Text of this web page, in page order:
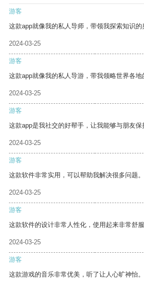
游客
这款app就像我的私人导师，带领我探索知识的
2024-03-25
游客
这款app就像我的私人导游，带我领略世界各地
2024-03-25
游客
这款app是我社交的好帮手，让我能够与朋友保
2024-03-25
游客
这款软件非常实用，可以帮助我解决很多问题。
2024-03-25
游客
这款软件的设计非常人性化，使用起来非常舒服
2024-03-25
游客
这款游戏的音乐非常优美，听了让人心旷神怡。